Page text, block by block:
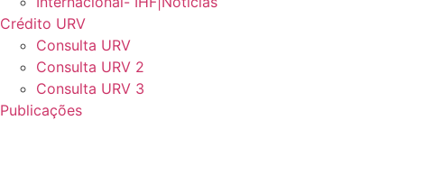
Crédito URV
Consulta URV
Consulta URV 2
Consulta URV 3
Publicações